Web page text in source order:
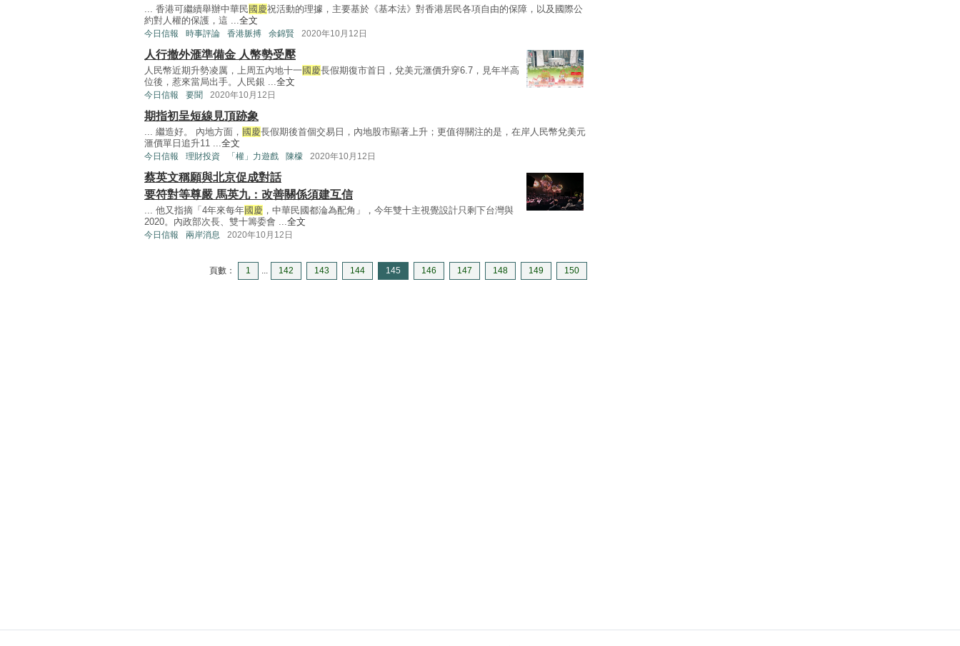
... 香港可繼續舉辦中華民 國慶祝活動的理據，主要基於《基本法》對香港居民各項自由的保障，以及國際公
約對人權的保護，這 ...全文
今日信報 時事評論 香港脈搏 余錦賢 2020年10月12日
人行撤外滙準備金 人幣勢受壓
人民幣近期升勢凌厲，上周五內地十一 國慶長假期復市首日，兌美元滙價升穿6.7，見年半高
位後，惹來當局出手。人民銀 ...全文
今日信報 要聞 2020年10月12日
期指初呈短線見頂跡象
... 繼造好。 內地方面， 國慶長假期後首個交易日，內地股市顯著上升；更值得關注的是，在岸人民幣兌美元
滙價單日追升11 ...全文
今日信報 理財投資 「權」力遊戲 陳檬 2020年10月12日
蔡英文稱願與北京促成對話
要符對等尊嚴 馬英九：改善關係須建互信
... 他又指摘「4年來每年國慶 ，中華民國都淪為配角」，今年雙十主視覺設計只剩下台灣與
2020。內政部次長、雙十籌委會 ...全文
今日信報 兩岸消息 2020年10月12日
頁數： 1 ... 142 143 144 145 146 147 148 149 150